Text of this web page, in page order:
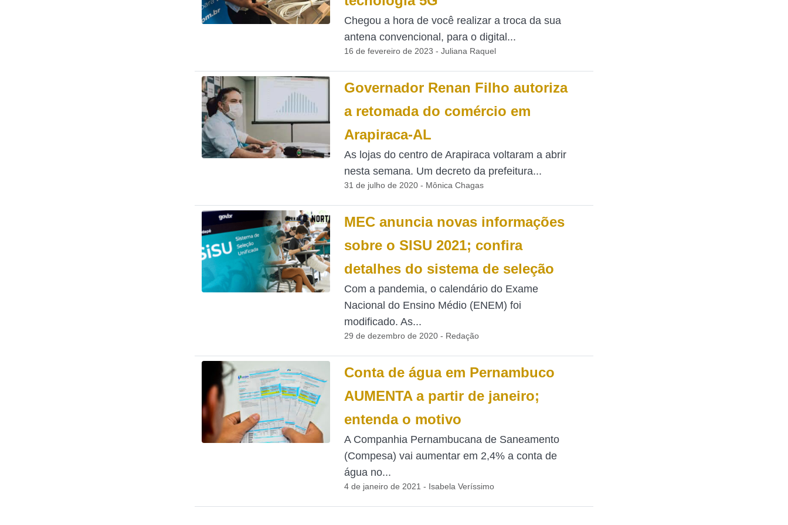
Chegou a hora de você realizar a troca da sua
antena convencional, para o digital...
16 de fevereiro de 2023 - Juliana Raquel
Governador Renan Filho autoriza
a retomada do comércio em
Arapiraca-AL
As lojas do centro de Arapiraca voltaram a abrir
nesta semana. Um decreto da prefeitura...
31 de julho de 2020 - Mônica Chagas
MEC anuncia novas informações
sobre o SISU 2021; confira
detalhes do sistema de seleção
Com a pandemia, o calendário do Exame
Nacional do Ensino Médio (ENEM) foi
modificado. As...
29 de dezembro de 2020 - Redação
Conta de água em Pernambuco
AUMENTA a partir de janeiro;
entenda o motivo
A Companhia Pernambucana de Saneamento
(Compesa) vai aumentar em 2,4% a conta de
água no...
4 de janeiro de 2021 - Isabela Veríssimo